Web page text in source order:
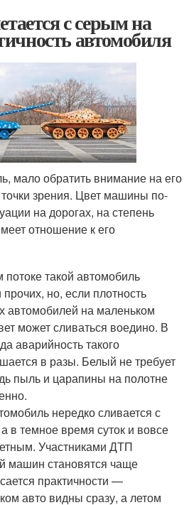
с серым на
автомобиля
мало обратить внимание на его
точки зрения. Цвет машины по-
на дорогах, на степень
отношение к его
такой автомобиль
но, если плотность
автомобилей на маленьком
может сливаться воедино. В
аварийность такого
в разы. Белый не требует
пыль и царапины на полотне
нередко сливается с
в темное время суток и вовсе
Участниками ДТП
машин становятся чаще
практичности —
авто видны сразу, а летом